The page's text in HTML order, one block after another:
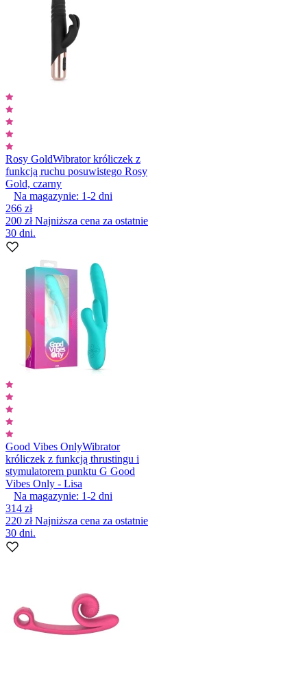
Rosy GoldWibrator króliczek z
funkcją ruchu posuwistego Rosy
Gold, czarny
Na magazynie: 1-2 dni
266 zł
200 złNajniższa cena za ostatnie
30 dni.
Good Vibes OnlyWibrator
króliczek z funkcją thrustingu i
stymulatorem punktu G Good
Vibes Only - Lisa
Na magazynie: 1-2 dni
314 zł
220 złNajniższa cena za ostatnie
30 dni.